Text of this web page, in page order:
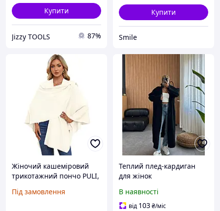
Купити
Jizzy TOOLS 87%
Купити
Smile
Жіночий кашеміровий
трикотажний пончо PULI,
для жінок, подарунок для
Під замовлення
Теплий плед-кардиган
для жінок
В наявності
від 103₴/міс